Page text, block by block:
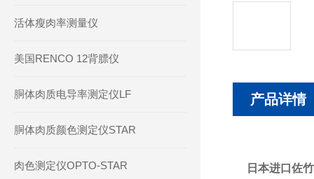
活体瘦肉率测量仪
美国RENCO 12背膘仪
胴体肉质电导率测定仪LF
胴体肉质颜色测定仪STAR
肉色测定仪OPTO-STAR
产品详情
日本进口佐